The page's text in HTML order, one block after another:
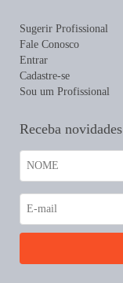
Sugerir Profissional
Fale Conosco
Entrar
Cadastre-se
Sou um Profissional
Receba novidades